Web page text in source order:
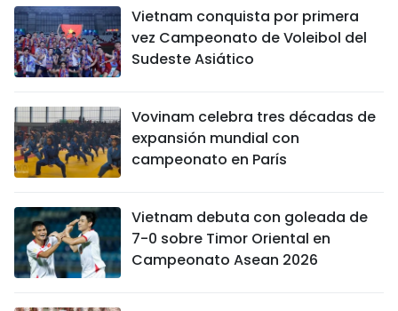
Vietnam conquista por primera
vez Campeonato de Voleibol del
Sudeste Asiático
Vovinam celebra tres décadas de
expansión mundial con
campeonato en París
Vietnam debuta con goleada de
7-0 sobre Timor Oriental en
Campeonato Asean 2026